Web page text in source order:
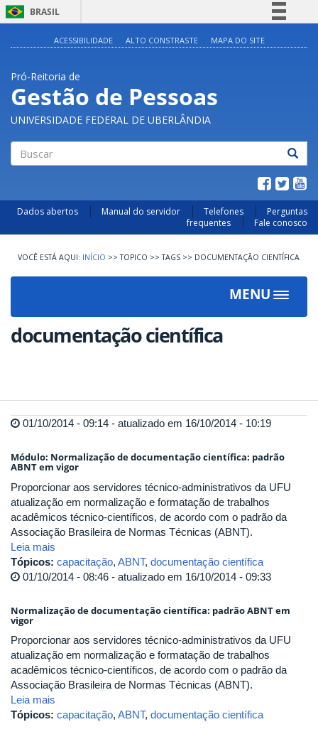
BRASIL
Acesso à informação
Legislação
Canais
ACESSIBILIDADE ALTO CONSTRASTE MAPA DO SITE
Pró-Reitoria de
Gestão de Pessoas
UNIVERSIDADE FEDERAL DE UBERLÂNDIA
Dados abertos Manual do servidor Telefones
Perguntas
frequentes
Fale conosco
INÍCIO >> TOPICO >> TAGS >> DOCUMENTAÇÃO CIENTÍFICA
MENU
Toggle
documentação científica
01/10/2014 - 09:14 - atualizado em 16/10/2014 - 10:19
Módulo: Normalização de documentação científica: padrão
ABNT em vigor
Proporcionar aos servidores técnico-administrativos da UFU
atualização em normalização e formatação de trabalhos
acadêmicos técnico-científicos, de acordo com o padrão da
Associação Brasileira de Normas Técnicas (ABNT).
Leia mais
Tópicos: capacitação, ABNT, documentação científica
01/10/2014 - 08:46 - atualizado em 16/10/2014 - 09:33
Normalização de documentação científica: padrão ABNT em
vigor
Proporcionar aos servidores técnico-administrativos da UFU
atualização em normalização e formatação de trabalhos
acadêmicos técnico-científicos, de acordo com o padrão da
Associação Brasileira de Normas Técnicas (ABNT).
Leia mais
Tópicos: capacitação, ABNT, documentação científica